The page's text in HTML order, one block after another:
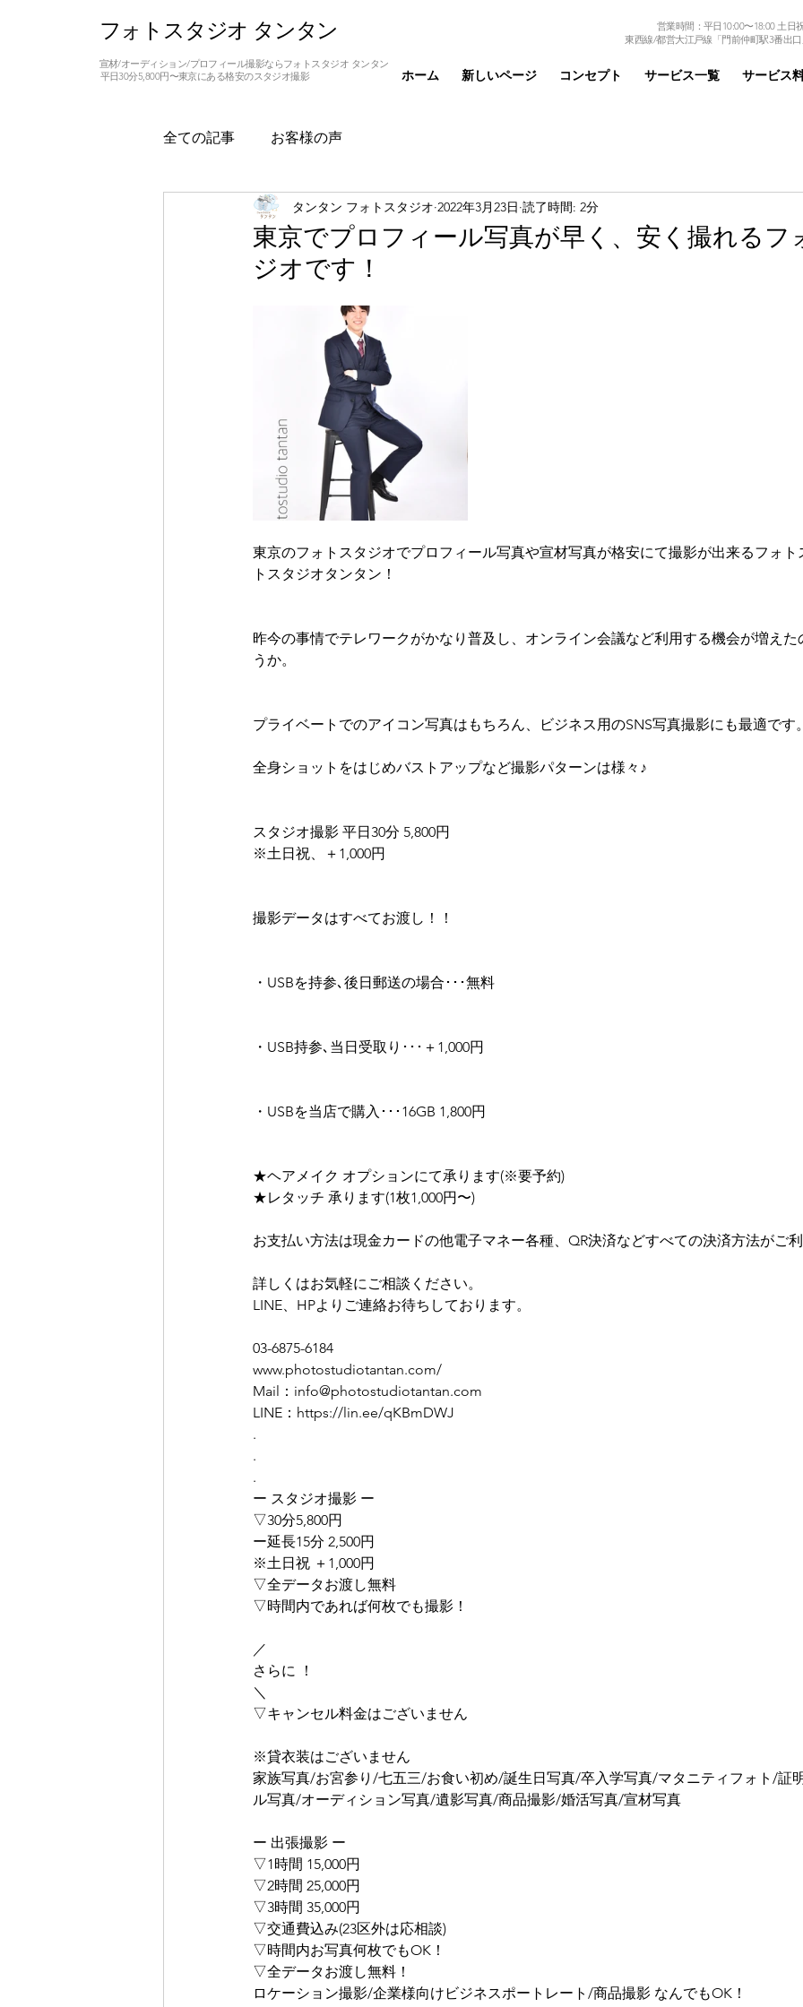
フォトスタジオ タンタン
宣材/オーディション/プロフィール撮影ならフォトスタジオ タンタン
平日30分5,800円〜東京にある格安のスタジオ撮影
営業時間：平日10:00〜18:00 土日
東西線/都営大江戸線「門前仲町駅3番出
ホーム 新しいページ コンセプト サービス一覧 サービス
全ての記事 お客様の声
東京でプロフィール写真が早く、安く撮れるフ
ジオです！
タンタン フォトスタジオ 2022年3月23日 読了時間: 2分
東京のフォトスタジオでプロフィール写真や宣材写真が格安にて撮影が出来るフォト
トスタジオタンタン！
昨今の事情でテレワークがかなり普及し、オンライン会議など利用する機会が増えた
うか。
プライベートでのアイコン写真はもちろん、ビジネス用のSNS写真撮影にも最適です。
全身ショットをはじめバストアップなど撮影パターンは様々♪
スタジオ撮影 平日30分 5,800円
※土日祝、＋1,000円
撮影データはすべてお渡し！！
・USBを持参､後日郵送の場合･･･無料
・USB持参､当日受取り･･･＋1,000円
・USBを当店で購入･･･16GB 1,800円
★ヘアメイク オプションにて承ります(※要予約)
★レタッチ 承ります(1枚1,000円〜)
お支払い方法は現金カードの他電子マネー各種、QR決済などすべての決済方法がご利
詳しくはお気軽にご相談ください。
LINE、HPよりご連絡お待ちしております。
03-6875-6184
www.photostudiotantan.com/
Mail：info@photostudiotantan.com
LINE：https://lin.ee/qKBmDWJ
.
.
.
ー スタジオ撮影 ー
▽30分5,800円
ー延長15分 2,500円
※土日祝 ＋1,000円
▽全データお渡し無料
▽時間内であれば何枚でも撮影！
／
さらに ！
＼
▽キャンセル料金はございません
※貸衣装はございません
家族写真/お宮参り/七五三/お食い初め/誕生日写真/卒入学写真/マタニティフォト/証
ル写真/オーディション写真/遺影写真/商品撮影/婚活写真/宣材写真
ー 出張撮影 ー
▽1時間 15,000円
▽2時間 25,000円
▽3時間 35,000円
▽交通費込み(23区外は応相談)
▽時間内お写真何枚でもOK！
▽全データお渡し無料！
ロケーション撮影/企業様向けビジネスポートレート/商品撮影 なんでもOK！